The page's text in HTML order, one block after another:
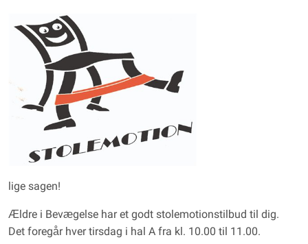
lige sagen!
Ældre i Bevægelse har et godt stolemotionstilbud til dig.
Det foregår hver tirsdag i hal A fra kl. 10.00 til 11.00.